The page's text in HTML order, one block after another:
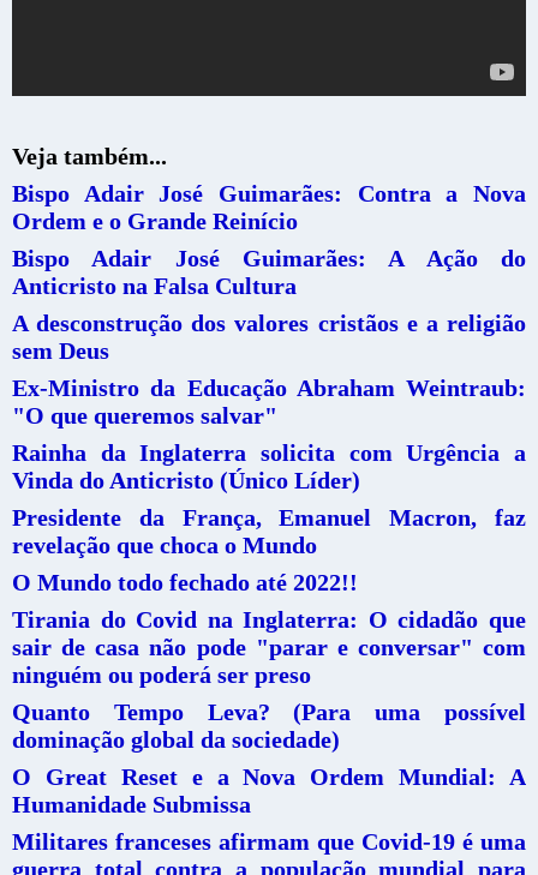
Veja também...
Bispo Adair José Guimarães: Contra a Nova
Ordem e o Grande Reinício
Bispo Adair José Guimarães: A Ação do
Anticristo na Falsa Cultura
A desconstrução dos valores cristãos e a religião
sem Deus
Ex-Ministro da Educação Abraham Weintraub:
"O que queremos salvar"
Rainha da Inglaterra solicita com Urgência a
Vinda do Anticristo (Único Líder)
Presidente da França, Emanuel Macron, faz
revelação que choca o Mundo
O Mundo todo fechado até 2022!!
Tirania do Covid na Inglaterra: O cidadão que
sair de casa não pode "parar e conversar" com
ninguém ou poderá ser preso
Quanto Tempo Leva? (Para uma possível
dominação global da sociedade)
O Great Reset e a Nova Ordem Mundial: A
Humanidade Submissa
Militares franceses afirmam que Covid-19 é uma
guerra total contra a população mundial para